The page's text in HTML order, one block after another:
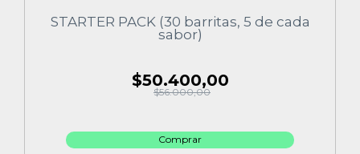
STARTER PACK (30 barritas, 5 de cada
sabor)
$50.400,00
$56.000,00